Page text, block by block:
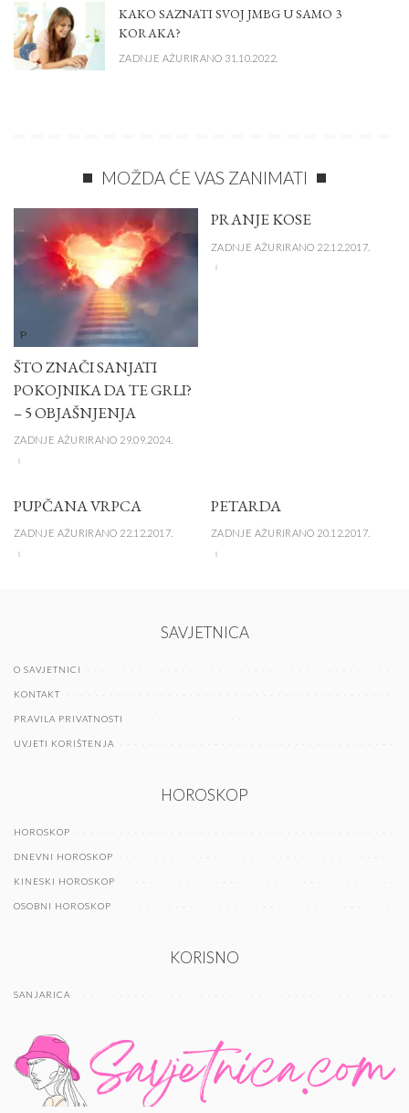
KAKO SAZNATI SVOJ JMBG U SAMO 3
KORAKA?
ZADNJE AŽURIRANO 31.10.2022.
MOŽDA ĆE VAS ZANIMATI
P
ŠTO ZNAČI SANJATI
POKOJNIKA DA TE GRLI?
– 5 OBJAŠNJENJA
ZADNJE AŽURIRANO 29.09.2024.
PRANJE KOSE
ZADNJE AŽURIRANO 22.12.2017.
PUPČANA VRPCA
ZADNJE AŽURIRANO 22.12.2017.
PETARDA
ZADNJE AŽURIRANO 20.12.2017.
SAVJETNICA
O SAVJETNICI
KONTAKT
PRAVILA PRIVATNOSTI
UVJETI KORIŠTENJA
HOROSKOP
HOROSKOP
DNEVNI HOROSKOP
KINESKI HOROSKOP
OSOBNI HOROSKOP
KORISNO
SANJARICA